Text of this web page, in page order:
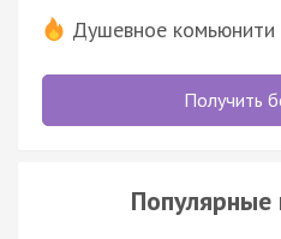
Душевное комьюнити
Получить